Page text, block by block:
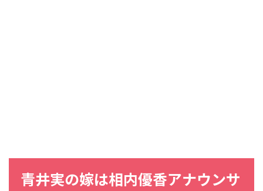
青井実の嫁は相内優香アナウンサ